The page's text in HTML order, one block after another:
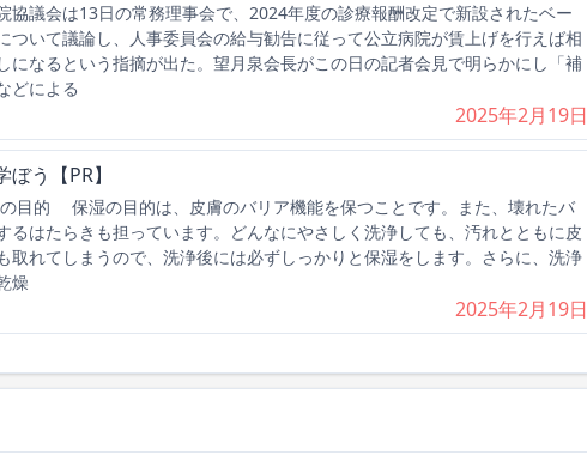
協議会は13日の常務理事会で、2024年度の診療報酬改定で新設されたベー
ついて議論し、人事委員会の給与勧告に従って公立病院が賃上げを行えば相
になるという指摘が出た。望月泉会長がこの日の記者会見で明らかにし「補
どによる
2025年2月19日
う【PR】
目的 保湿の目的は、皮膚のバリア機能を保つことです。また、壊れたバ
るはたらきも担っています。どんなにやさしく洗浄しても、汚れとともに皮
取れてしまうので、洗浄後には必ずしっかりと保湿をします。さらに、洗浄
燥
2025年2月19日